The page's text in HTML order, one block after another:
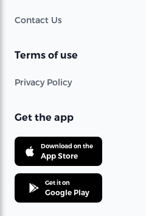
Contact Us
Terms of use
Privacy Policy
Get the app
Download on the
App Store
Get it on
Google Play